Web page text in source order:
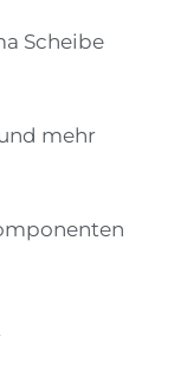
Scheibe
mehr